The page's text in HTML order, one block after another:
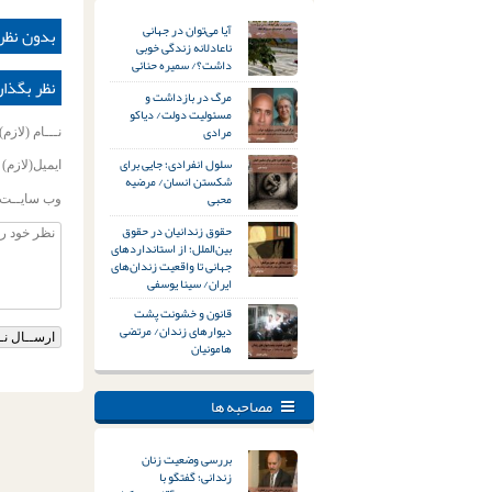
بدون
نظر
نـــام (لازم)
ایمیل(لازم)
وب سایــت
آیا می‌توان در جهانی
ناعادلانه زندگی خوبی
داشت؟/ سمیره حنائی
مرگ در بازداشت و
مسئولیت دولت/ دیاکو
مرادی
سلول انفرادی؛ جایی برای
شکستن انسان/ مرضیه
محبی
حقوق زندانیان در حقوق
بین‌الملل؛ از استانداردهای
جهانی تا واقعیت زندان‌های
ایران/ سینا یوسفی
قانون و خشونت پشت
دیوارهای زندان/ مرتضی
هامونیان
مصاحبه ها
بررسی وضعیت زنان
زندانی؛ گفتگو با